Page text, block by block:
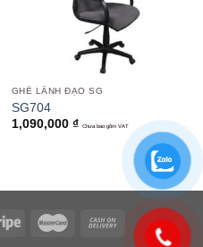
GHẾ LÃNH ĐẠO SG
SG704
1,090,000 ₫ Chưa bao gồm VAT